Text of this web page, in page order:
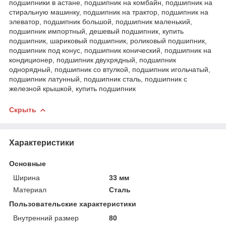
подшипники в астане, подшипник на комбайн, подшипник на
стиральную машинку, подшипник на трактор, подшипник на
элеватор, подшипник большой, подшипник маленький,
подшипник импортный, дешевый подшипник, купить
подшипник, шариковый подшипник, роликовый подшипник,
подшипник под конус, подшипник конический, подшипник на
кондиционер, подшипник двухрядный, подшипник
однорядный, подшипник со втулкой, подшипник игольчатый,
подшипник латунный, подшипник сталь, подшипник с
железной крышкой, купить подшипник
Скрыть
Характеристики
Основные
Ширина
33 мм
Материал
Сталь
Пользовательские характеристики
Внутренний размер
80